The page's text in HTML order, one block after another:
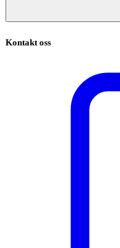
Kontakt oss